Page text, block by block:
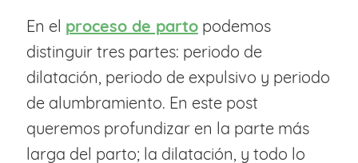
En el proceso de partopodemos
distinguir tres partes: periodo de
dilatación, periodo de expulsivo y periodo
de alumbramiento. En este post
queremos profundizar en la parte más
larga del parto; la dilatación, y todo lo